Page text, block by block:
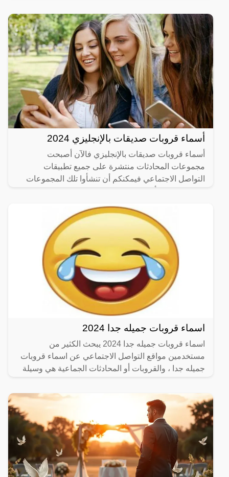
أسماء قروبات صديقات بالإنجليزي 2024
أسماء قروبات صديقات بالإنجليزي فالآن أصبحت
مجموعات المحادثات منتشرة على جميع تطبيقات
التواصل الاجتماعي فيمكنكم أن تنشأوا تلك المجموعات
اسماء قروبات جميله جدا 2024
اسماء قروبات جميله جدا 2024 يبحث الكثير من
مستخدمين مواقع التواصل الاجتماعي عن اسماء قروبات
جميله جدا ، والقروبات أو المحادثات الجماعية هي وسيلة